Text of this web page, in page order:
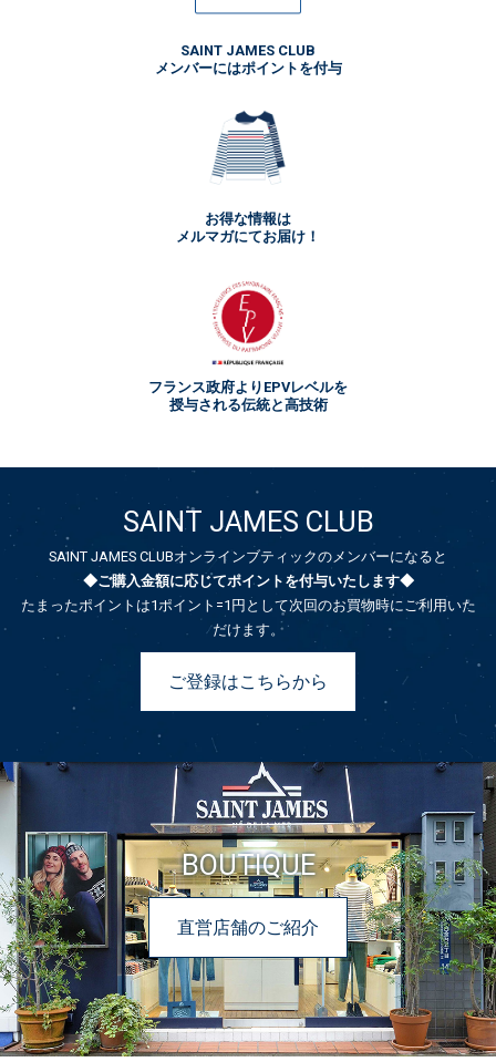
SAINT JAMES CLUB
メンバーにはポイントを付与
お得な情報は
メルマガにてお届け！
フランス政府よりEPVレベルを
授与される伝統と高技術
SAINT JAMES CLUB
SAINT JAMES CLUBオンラインブティックのメンバーになると
◆ご購入金額に応じてポイントを付与いたします◆
たまったポイントは1ポイント=1円として次回のお買物時にご利用いた
だけます。
ご登録はこちらから
BOUTIQUE
直営店舗のご紹介